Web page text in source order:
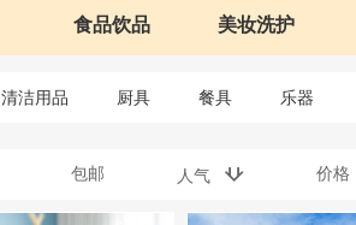
食品饮品 美妆洗护
清洁用品 厨具 餐具 乐器
包邮 人气 价格